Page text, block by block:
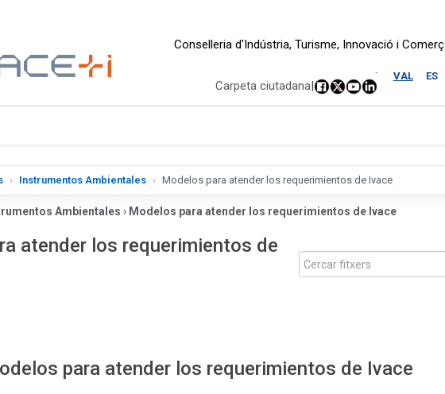
Conselleria d'Indústria, Turisme, Innovació i Comerç
VAL ES
.
Carpeta ciutadana|
Instrumentos Ambientales Modelos para atender los requerimientos de Ivace
Ambientales › Modelos para atender los requerimientos de Ivace
atender los requerimientos de
para atender los requerimientos de Ivace